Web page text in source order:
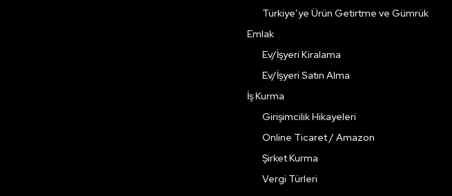
Türkiye’ye Ürün Getirtme ve Gümrük
Emlak
Ev/İşyeri Kiralama
Ev/İşyeri Satın Alma
İş Kurma
Girişimcilik Hikayeleri
Online Ticaret / Amazon
Şirket Kurma
Vergi Türleri